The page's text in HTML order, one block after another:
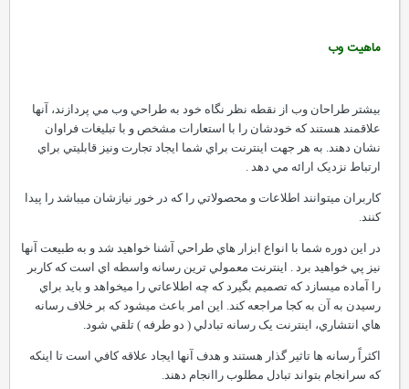
ماهيت وب
بيشتر طراحان وب از نقطه نظر نگاه خود به طراحي وب مي پردازند، آنها
علاقمند هستند که خودشان را با استعارات مشخص و با تبليغات فراوان
نشان دهند. به هر جهت اينترنت براي شما ايجاد تجارت ونيز قابليتي براي
ارتباط نزديک ارائه مي دهد .
کاربران ميتوانند اطلاعات و محصولاتي را که در خور نيازشان ميباشد را پيدا
کنند.
در اين دوره شما با انواع ابزار هاي طراحي آشنا خواهيد شد و به طبيعت آنها
نيز پي خواهيد برد . اينترنت معمولي ترين رسانه واسطه اي است که کاربر
را آماده ميسازد که تصميم بگيرد که چه اطلاعاتي را ميخواهد و بايد براي
رسيدن به آن به کجا مراجعه کند. اين امر باعث ميشود که بر خلاف رسانه
هاي انتشاري، اينترنت يک رسانه تبادلي ( دو طرفه ) تلقي شود.
اکثراً رسانه ها تاثير گذار هستند و هدف آنها ايجاد علاقه کافي است تا اينکه
که سرانجام بتواند تبادل مطلوب راانجام دهند.